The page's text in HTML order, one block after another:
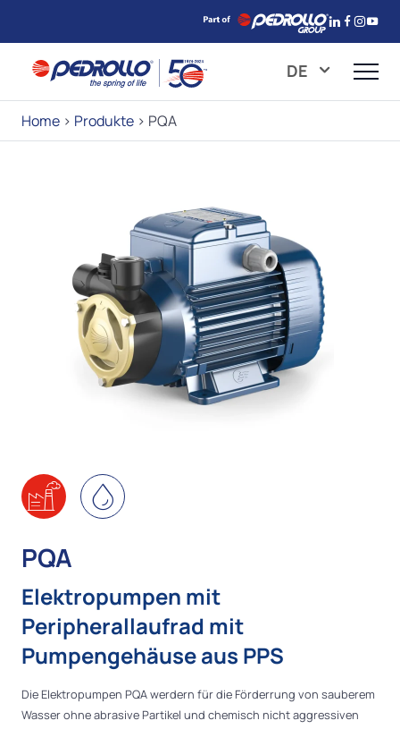
DE
Home > Produkte > PQA
PQA
Elektropumpen mit
Peripherallaufrad mit
Pumpengehäuse aus PPS
Die Elektropumpen PQA werdern für die Förderrung von sauberem
Wasser ohne abrasive Partikel und chemisch nicht aggressiven